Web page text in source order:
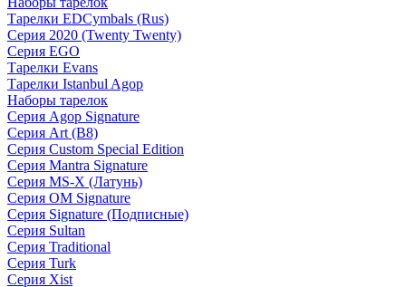
Тарелки EDCymbals (Rus)
Серия 2020 (Twenty Twenty)
Серия EGO
Тарелки Evans
Тарелки Istanbul Agop
Наборы тарелок
Серия Agop Signature
Серия Art (B8)
Серия Custom Special Edition
Серия Mantra Signature
Серия MS-X (Латунь)
Серия OM Signature
Серия Signature (Подписные)
Серия Sultan
Серия Traditional
Серия Turk
Серия Xist